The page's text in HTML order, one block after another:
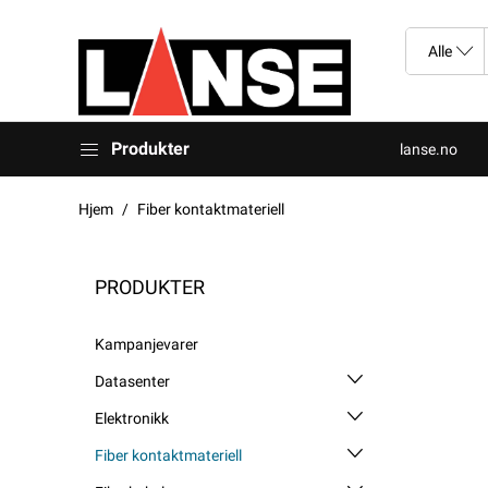
Produkter lanse.no
Hjem Fiber kontaktmateriell
PRODUKTER
Kampanjevarer
Datasenter
Elektronikk
Fiber kontaktmateriell